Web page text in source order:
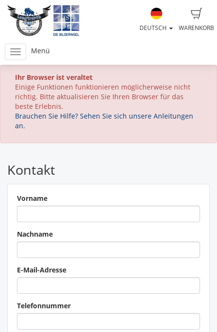
WARENKORB
DEUTSCH
Menü
Ihr Browser ist veraltet
Einige Funktionen funktionieren möglicherweise nicht
richtig. Bitte aktualisieren Sie Ihren Browser für das
beste Erlebnis.
Brauchen Sie Hilfe? Sehen Sie sich unsere Anleitungen
an.
Kontakt
Vorname
Nachname
E-Mail-Adresse
Telefonnummer